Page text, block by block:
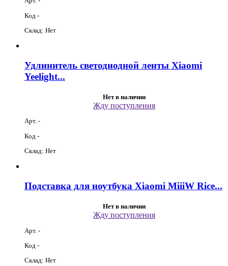
Код -
Склад: Нет
Удлинитель светодиодной ленты Xiaomi
Yeelight...
Нет в наличии
Жду поступления
Арт. -
Код -
Склад: Нет
Подставка для ноутбука Xiaomi MiiiW Rice...
Нет в наличии
Жду поступления
Арт. -
Код -
Склад: Нет